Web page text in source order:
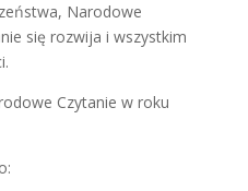
Narodowe
się rozwija i wszystkim
Czytanie w roku